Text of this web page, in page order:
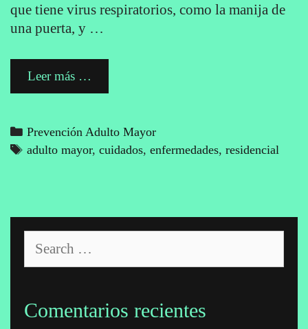
que tiene virus respiratorios, como la manija de
una puerta, y …
Leer más …
de
en
Mayores
Categories
Prevención Adulto Mayor
Tags
adulto mayor, cuidados, enfermedades, residencial
for:
Comentarios recientes